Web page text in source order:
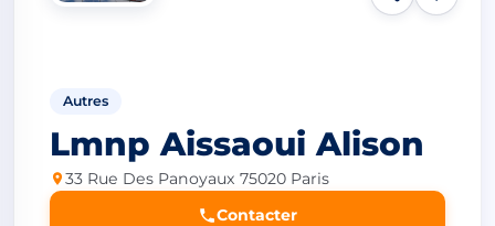
Autres
Lmnp Aissaoui Alison
33 Rue Des Panoyaux 75020 Paris
Contacter